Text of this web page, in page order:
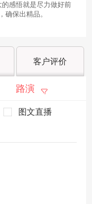
感悟就是尽力做好前
确保出精品。
客户评价
路演
图文直播